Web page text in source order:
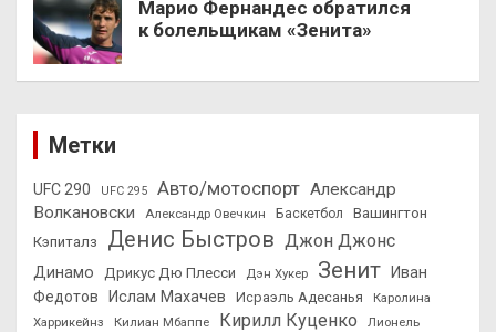
Марио Фернандес обратился
к болельщикам «Зенита»
Метки
UFC 290 UFC 295 Авто/мотоспорт Александр
Волкановски
Александр Овечкин Баскетбол
Вашингтон
Кэпиталз
Денис Быстров Джон Джонс
Динамо Дрикус Дю Плесси Дэн Хукер Зенит
Иван
Федотов
Ислам Махачев Исраэль Адесанья
Каролина
Харрикейнз
Килиан Мбаппе Кирилл Куценко
Лионель